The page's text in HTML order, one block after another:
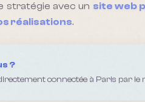
stratégie avec un site web
réalisations.
?
connectée à Paris par le